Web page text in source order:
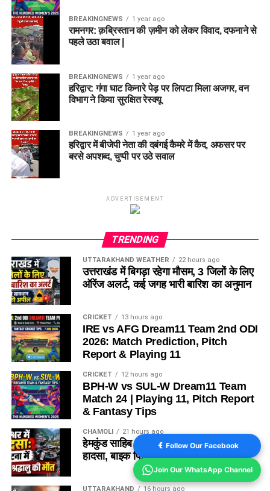
BREAKINGNEWS 1 year ago
रामनगर: क़ब्रिस्तान की ज़मीन को लेकर विवाद, दफनाने से
पहले उठा बवाल |
BREAKINGNEWS 1 year ago
हरिद्वार: गंगा घाट किनारे पेड़ पर लिपटा मिला अजगर, वन
विभाग ने किया सुरक्षित रेस्क्यू
BREAKINGNEWS 1 year ago
हरिद्वार में बीजेपी नेता की दबंगई कैमरे में कैद, अफसर पर
बरसे अपशब्द, चुप्पी पर उठे सवाल
ADVERTISEMENT
TRENDING
UTTARAKHAND WEATHER 22 hours ago
उत्तराखंड में बिगड़ा रहेगा मौसम, 3 जिलों के लिए
ऑरेंज अलर्ट, कई जगह भारी बारिश का अनुमान
CRICKET 13 hours ago
IRE vs AFG Dream11 Team 2nd ODI
2026: Match Prediction, Pitch
Report & Playing 11
CRICKET 12 hours ago
BPH-W vs SUL-W Dream11 Team
Match 24 | Playing 11, Pitch Report
& Fantasy Tips
CHAMOLI 21 hours ago
हेमकुंड साहिब से लौटते वक्त हुआ दर्दनाक
हादसा, बाइक फिसलने से एक श्रद्धालु की मौत
UTTARAKHAND 16 hours ago
Follow Our Facebook
Join Our WhatsApp Channel